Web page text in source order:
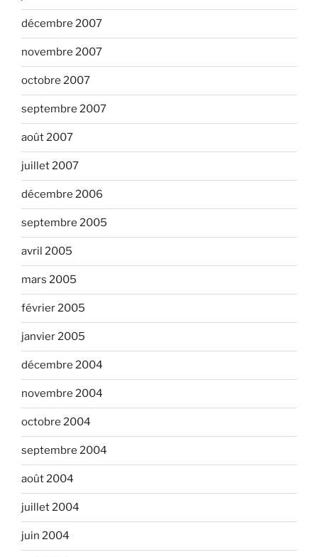
décembre 2007
novembre 2007
octobre 2007
septembre 2007
août 2007
juillet 2007
décembre 2006
septembre 2005
avril 2005
mars 2005
février 2005
janvier 2005
décembre 2004
novembre 2004
octobre 2004
septembre 2004
août 2004
juillet 2004
juin 2004